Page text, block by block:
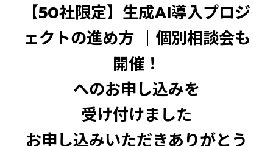
【50社限定】生成AI導入プロジ
ェクトの進め方 ｜個別相談会も
開催！
へのお申し込みを
受け付けました
お申し込みいただきありがとう